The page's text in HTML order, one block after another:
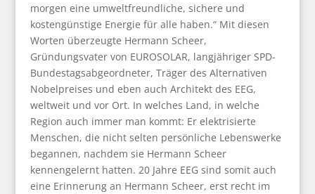
morgen eine umweltfreundliche, sichere und
kostengünstige Energie für alle haben.“ Mit diesen
Worten überzeugte Hermann Scheer,
Gründungsvater von EUROSOLAR, langjähriger SPD-
Bundestagsabgeordneter, Träger des Alternativen
Nobelpreises und eben auch Architekt des EEG,
weltweit und vor Ort. In welches Land, in welche
Region auch immer man kommt: Er elektrisierte
Menschen, die nicht selten persönliche Lebenswerke
begannen, nachdem sie Hermann Scheer
kennengelernt hatten. 20 Jahre EEG sind somit auch
eine Erinnerung an Hermann Scheer, erst recht im